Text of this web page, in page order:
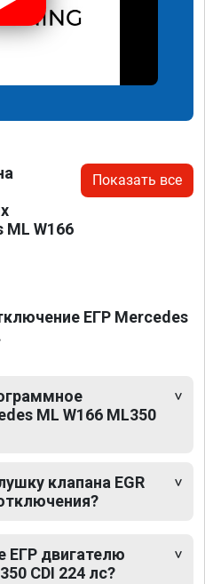
W166
Показать все
ЕГР Mercedes
ML W166 ML350
клапана EGR
ЕГР двигателю
CDI 224 лс?